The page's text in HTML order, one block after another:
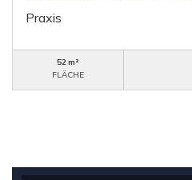
Praxis
52 m²
FLÄCHE